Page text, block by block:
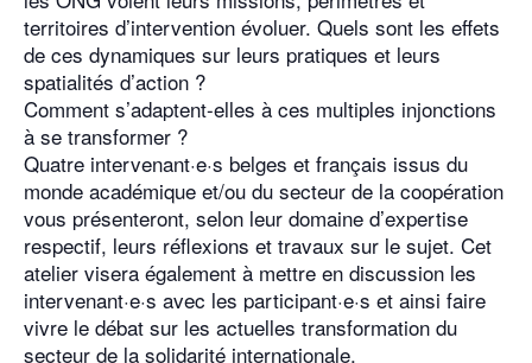
territoires d’intervention évoluer. Quels sont les effets
de ces dynamiques sur leurs pratiques et leurs
spatialités d’action ?
Comment s’adaptent-elles à ces multiples injonctions
à se transformer ?
Quatre intervenant·e·s belges et français issus du
monde académique et/ou du secteur de la coopération
vous présenteront, selon leur domaine d’expertise
respectif, leurs réflexions et travaux sur le sujet. Cet
atelier visera également à mettre en discussion les
intervenant·e·s avec les participant·e·s et ainsi faire
vivre le débat sur les actuelles transformation du
secteur de la solidarité internationale.